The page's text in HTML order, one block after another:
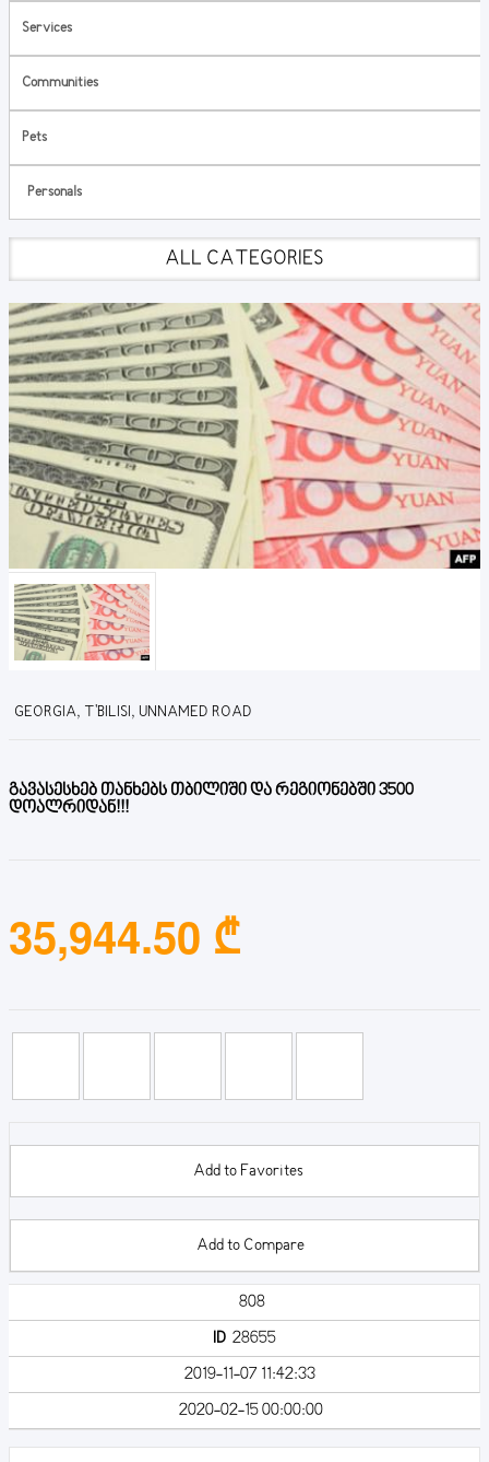
Services
Communities
Pets
Personals
ALL CATEGORIES
GEORGIA, T'BILISI, UNNAMED ROAD
გავასესხებ თანხებს თბილიში და რეგიონებში 3500
დოალრიდან!!!
35,944.50 ₾
Add to Favorites
Add to Compare
808
ID28655
2019-11-07 11:42:33
2020-02-15 00:00:00